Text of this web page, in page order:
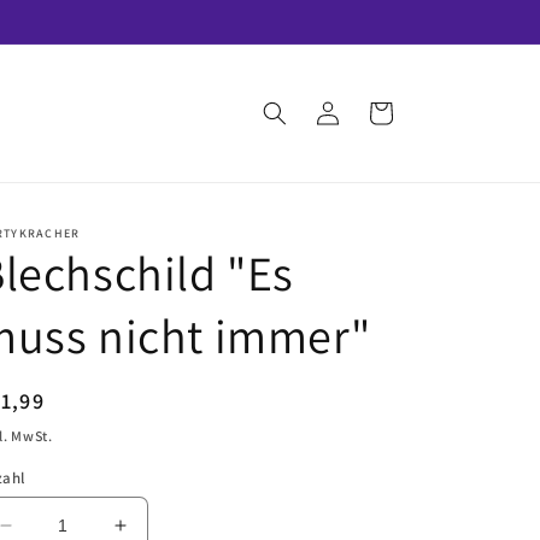
EinloggenWarenkorb
"Es
nicht immer"
MwSt.
Verringere
Erhöhe